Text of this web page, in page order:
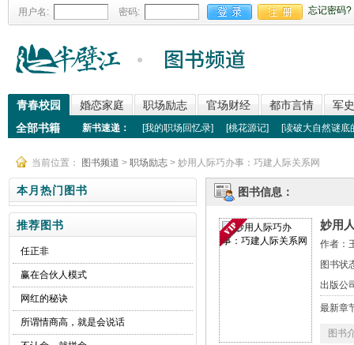
用户名: 密码: 忘记密码?
青春校园 婚恋家庭 职场励志 官场财经 都市言情
军
全部书籍
新书速递： [我的职场回忆录] [桃花源记] [读破大自然谜底
当前位置： 图书频道 > 职场励志 > 妙用人际巧办事：巧建人际关系网
本月热门图书
推荐图书
任正非
赢在合伙人模式
网红的秘诀
所谓情商高，就是会说话
图书信息：
妙用
作者：
图书状
出版公
最新章
图书